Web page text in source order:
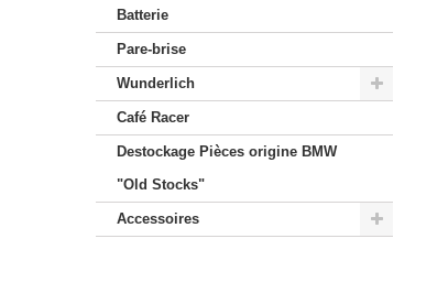
Batterie
Pare-brise
Wunderlich
Café Racer
Destockage Pièces origine BMW
"Old Stocks"
Accessoires